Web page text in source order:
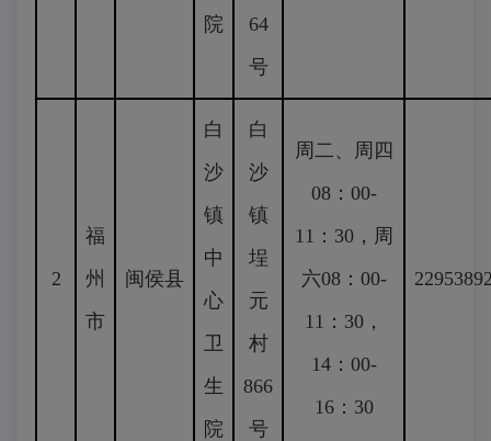
院
64
号
2
福
州
市
闽侯县
白
沙
镇
中
心
卫
生
院
白
沙
镇
埕
元
村
866
号
周二、周四
08：00-
11：30，周
六08：00-
11：30，
14：00-
16：30